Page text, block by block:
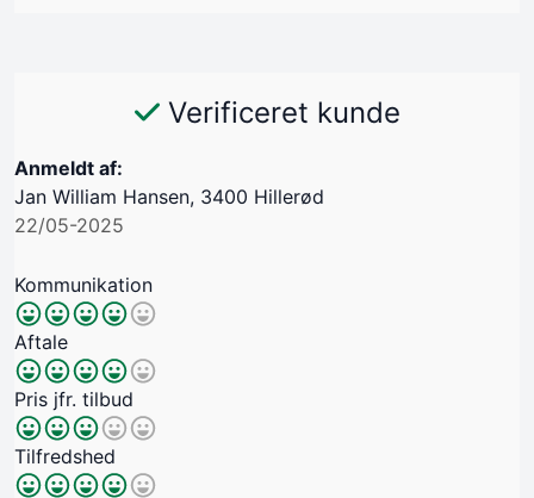
Verificeret kunde
Anmeldt af:
Jan William Hansen, 3400 Hillerød
22/05-2025
Kommunikation
Aftale
Pris jfr. tilbud
Tilfredshed